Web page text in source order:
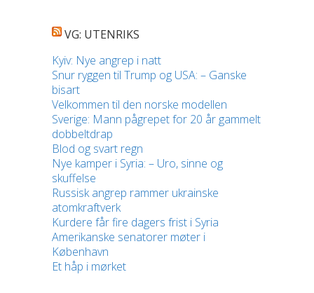
VG: UTENRIKS
Kyiv: Nye angrep i natt
Snur ryggen til Trump og USA: – Ganske
bisart
Velkommen til den norske modellen
Sverige: Mann pågrepet for 20 år gammelt
dobbeltdrap
Blod og svart regn
Nye kamper i Syria: – Uro, sinne og
skuffelse
Russisk angrep rammer ukrainske
atomkraftverk
Kurdere får fire dagers frist i Syria
Amerikanske senatorer møter i
København
Et håp i mørket